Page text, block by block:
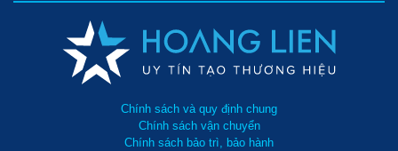
Chính sách và quy định chung
Chính sách vận chuyển
Chính sách bảo trì, bảo hành